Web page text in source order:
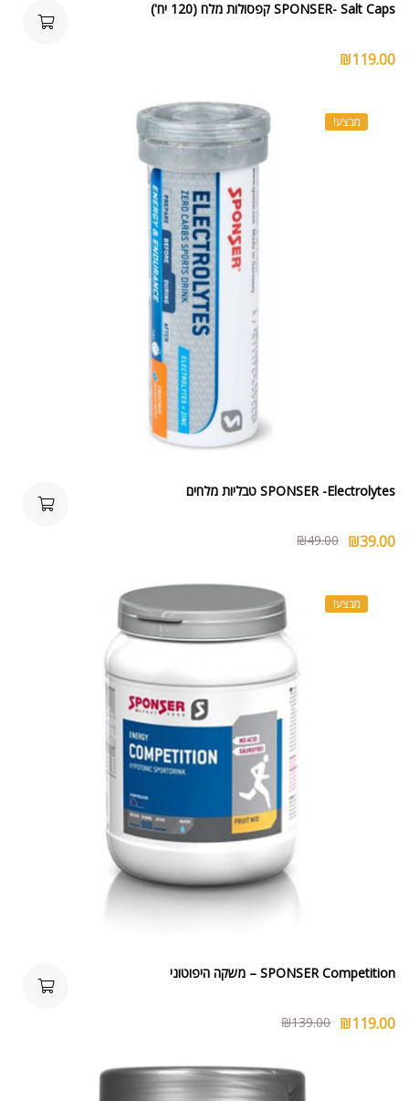
SPONSER- Salt Caps קפסולות מלח (120 יח')
₪119.00
מבצע!
SPONSER -Electrolytes טבליות מלחים
₪49.00 ₪39.00
מבצע!
SPONSER Competition – משקה היפוטוני
₪139.00 ₪119.00